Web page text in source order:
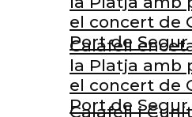
el concert de
Port de Segur
Calafell i
Calafell
la Platja amb
el concert de
Port de Segur